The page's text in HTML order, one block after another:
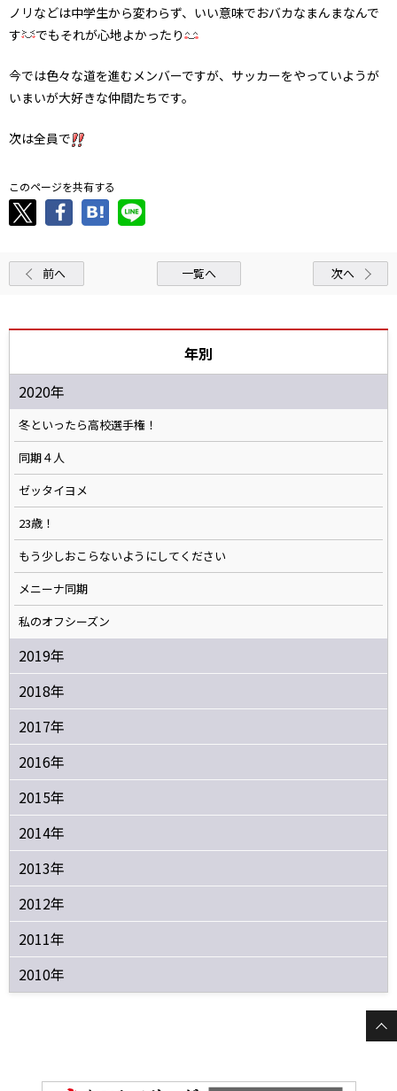
ノリなどは中学生から変わらず、いい意味でおバカなまんまなんで
す
でもそれが心地よかったり
今では色々な道を進むメンバーですが、サッカーをやっていようが
いまいが大好きな仲間たちです。
次は全員で
このページを共有する
前へ 一覧へ 次へ
年別
2020年
冬といったら高校選手権！
同期４人
ゼッタイヨメ
23歳！
もう少しおこらないようにしてください
メニーナ同期
私のオフシーズン
2019年
2018年
2017年
2016年
2015年
2014年
2013年
2012年
2011年
2010年